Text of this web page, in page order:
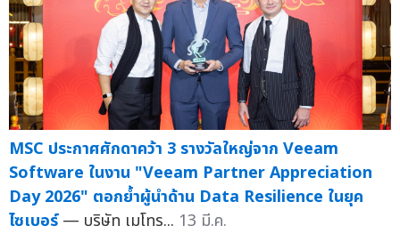
MSC ประกาศศักดาคว้า 3 รางวัลใหญ่จาก Veeam
Software ในงาน "Veeam Partner Appreciation
Day 2026" ตอกย้ำผู้นำด้าน Data Resilience ในยุค
ไซเบอร์ — บริษัท เมโทร... 13 มี.ค.